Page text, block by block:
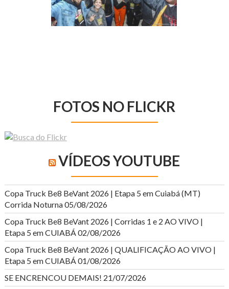
FOTOS NO FLICKR
VÍDEOS YOUTUBE
Copa Truck Be8 BeVant 2026 | Etapa 5 em Cuiabá (MT)
Corrida Noturna05/08/2026
Copa Truck Be8 BeVant 2026 | Corridas 1 e 2 AO VIVO |
Etapa 5 em CUIABÁ02/08/2026
Copa Truck Be8 BeVant 2026 | QUALIFICAÇÃO AO VIVO |
Etapa 5 em CUIABÁ01/08/2026
SE ENCRENCOU DEMAIS! 21/07/2026